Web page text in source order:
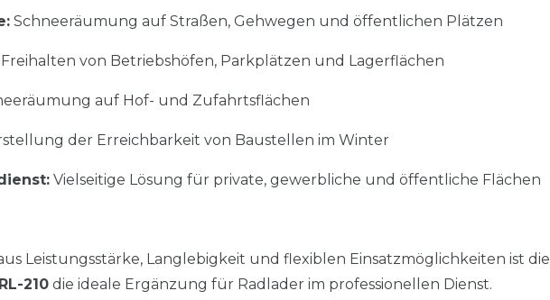
Schneeräumung auf Straßen, Gehwegen und öffentlichen Plätzen
Freihalten von Betriebshöfen, Parkplätzen und Lagerflächen
auf Hof- und Zufahrtsflächen
der Erreichbarkeit von Baustellen im Winter
Vielseitige Lösung für private, gewerbliche und öffentliche Flächen
Leistungsstärke, Langlebigkeit und flexiblen Einsatzmöglichkeiten ist die
210 die ideale Ergänzung für Radlader im professionellen Dienst.